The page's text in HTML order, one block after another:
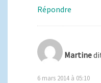
Répondre
Martine
6 mars 2014 à 05:10